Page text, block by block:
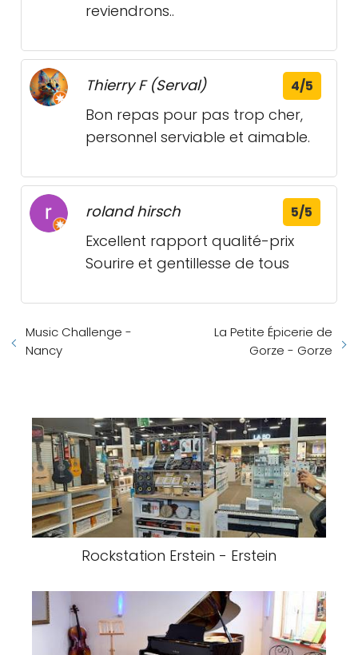
reviendrons..
Thierry F (Serval) 4/5
Bon repas pour pas trop cher,
personnel serviable et aimable.
roland hirsch 5/5
Excellent rapport qualité-prix
Sourire et gentillesse de tous
Music Challenge -
Nancy
La Petite Épicerie de
Gorze - Gorze
Rockstation Erstein - Erstein